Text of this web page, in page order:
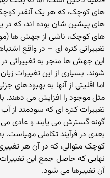
های کوچک، که هر یک آنقدر
های پیشین شان بوده اند، که در
های کوچک، ناشی از جهش ها
تغییراتی کتره ای – در واقع
این جهش ها منجر به تغییراتی
شوند. بسیاری از این تغییرات
اما اقلیتی از آنها به بهبودهای
مثل موجود را افزایش می دهند.
تغییرات کتره ای که سودمند از
گونه گسترش می یابند و عادی
بعدی در فرآیند تکاملی مهیاست.
کوچک متوالی، که در آن هر
نهایی که حاصل جمع این
آن تغییرها می شود.